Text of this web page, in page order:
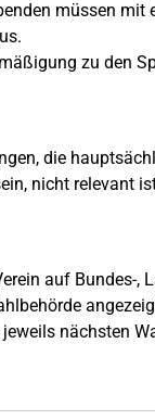
müssen
zu den
die
nicht relevant
auf Bundes-,
nächsten